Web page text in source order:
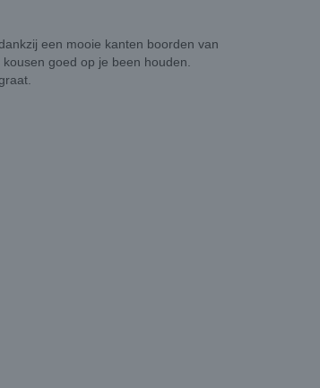
een mooie kanten boorden van
goed op je been houden.